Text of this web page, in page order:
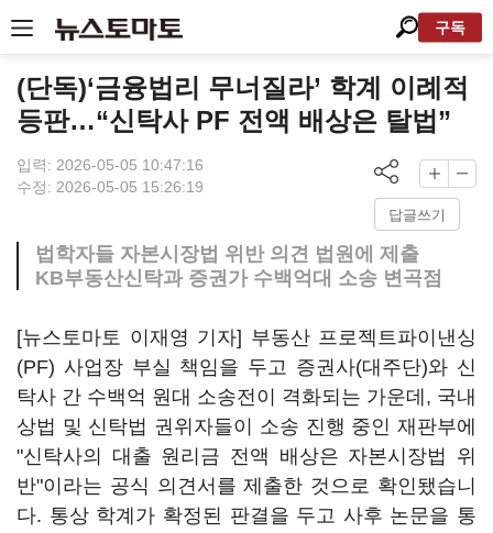
구독
(단독)‘금융법리 무너질라’ 학계 이례적
등판…“신탁사 PF 전액 배상은 탈법”
입력: 2026-05-05 10:47:16
수정: 2026-05-05 15:26:19
답글쓰기
법학자들 자본시장법 위반 의견 법원에 제출
KB부동산신탁과 증권가 수백억대 소송 변곡점
[뉴스토마토 이재영 기자] 부동산 프로젝트파이낸싱
(PF) 사업장 부실 책임을 두고 증권사(대주단)와 신
탁사 간 수백억 원대 소송전이 격화되는 가운데, 국내
상법 및 신탁법 권위자들이 소송 진행 중인 재판부에
"신탁사의 대출 원리금 전액 배상은 자본시장법 위
반"이라는 공식 의견서를 제출한 것으로 확인됐습니
다. 통상 학계가 확정된 판결을 두고 사후 논문을 통